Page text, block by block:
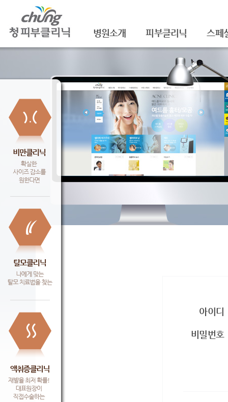
병원소개 피부클리닉 스페
레이저장비소개
병원 둘러보기
찾아오시는 길
공지사항
여드름자국/흉터
모공
기미/색소
주근깨/잡티
점/검버섯
문신제거
안면홍조
피부질환치료
셀라
레이
주름
FNS
물광
아쿠
슈링
아이디
비밀번호